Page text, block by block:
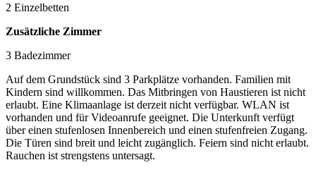
2 Einzelbetten
Zusätzliche Zimmer
3 Badezimmer
Auf dem Grundstück sind 3 Parkplätze vorhanden. Familien mit
Kindern sind willkommen. Das Mitbringen von Haustieren ist nicht
erlaubt. Eine Klimaanlage ist derzeit nicht verfügbar. WLAN ist
vorhanden und für Videoanrufe geeignet. Die Unterkunft verfügt
über einen stufenlosen Innenbereich und einen stufenfreien Zugang.
Die Türen sind breit und leicht zugänglich. Feiern sind nicht erlaubt.
Rauchen ist strengstens untersagt.